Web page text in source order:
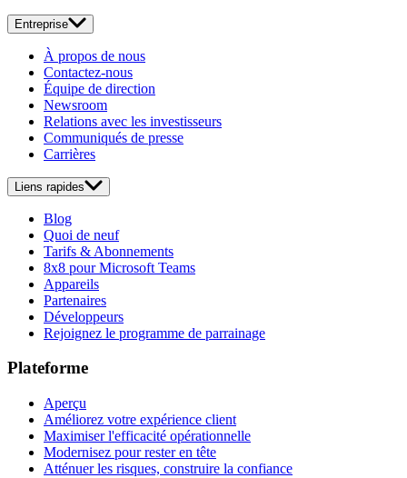
Entreprise
À propos de nous
Contactez-nous
Équipe de direction
Newsroom
Relations avec les investisseurs
Communiqués de presse
Carrières
Liens rapides
Blog
Quoi de neuf
Tarifs & Abonnements
8x8 pour Microsoft Teams
Appareils
Partenaires
Développeurs
Rejoignez le programme de parrainage
Plateforme
Aperçu
Améliorez votre expérience client
Maximiser l'efficacité opérationnelle
Modernisez pour rester en tête
Atténuer les risques, construire la confiance